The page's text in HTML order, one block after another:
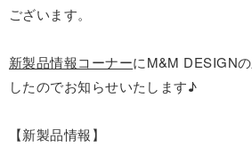
ございます。
新製品情報コーナーにM&M DESIGN
したのでお知らせいたします♪
【新製品情報】